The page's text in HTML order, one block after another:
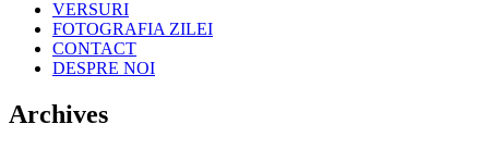
VERSURI
FOTOGRAFIA ZILEI
CONTACT
DESPRE NOI
Archives